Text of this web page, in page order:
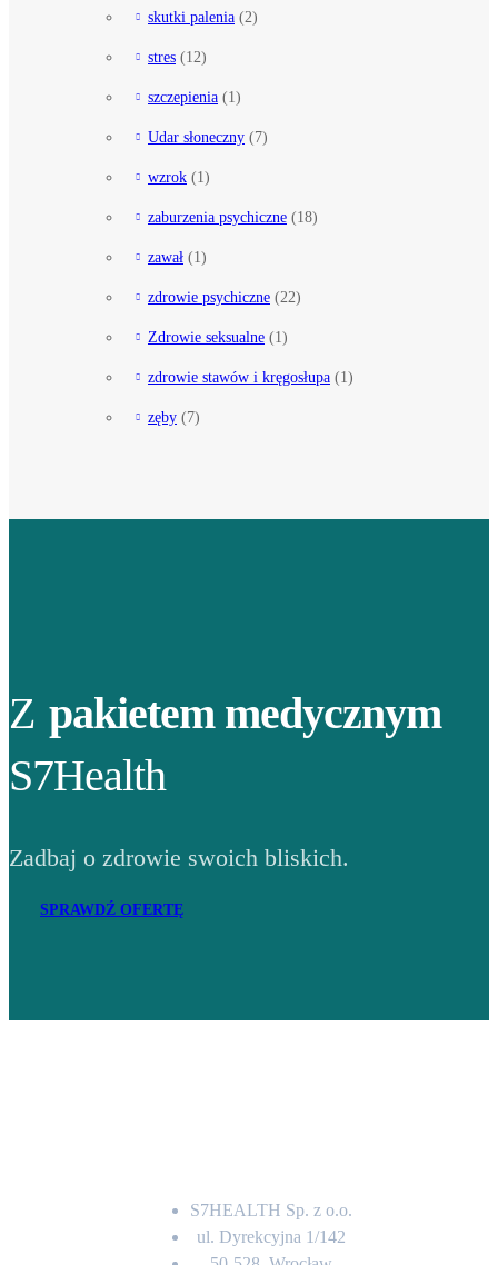
skutki palenia (2)
stres (12)
szczepienia (1)
Udar słoneczny (7)
wzrok (1)
zaburzenia psychiczne (18)
zawał (1)
zdrowie psychiczne (22)
Zdrowie seksualne (1)
zdrowie stawów i kręgosłupa (1)
zęby (7)
Z pakietem medycznym
S7Health
Zadbaj o zdrowie swoich bliskich.
SPRAWDŹ OFERTĘ
S7HEALTH Sp. z o.o.
ul. Dyrekcyjna 1/142